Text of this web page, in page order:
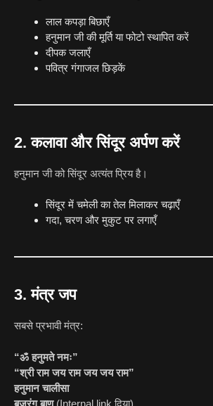
लाल कपड़ा बिछाएँ
हनुमान जी की मूर्ति या फोटो स्थापित करें
दीपक जलाएँ
पवित्र गंगाजल छिड़कें
2. कलावा और सिंदूर अर्पण करें
हनुमान जी को सिंदूर अत्यंत प्रिय है।
सिंदूर में चमेली का तेल मिलाकर चढ़ाएँ
गदा, चरण और मुकुट पर लगाएँ
3. मंत्र जप
सबसे प्रभावी मंत्र:
“ॐ हनुमते नमः”
“श्री राम जय राम जय जय राम”
हनुमान चालीसा
बजरंग बाण(Internal link दिया)